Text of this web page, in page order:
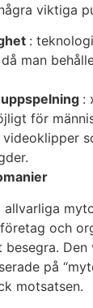
viktiga
:
man
:
för
videoklipper
och
Den
på
motsatsen.